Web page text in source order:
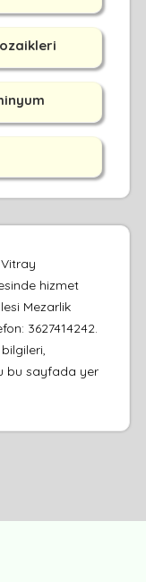
hizmet
Mezarlik
3627414242.
bu sayfada yer